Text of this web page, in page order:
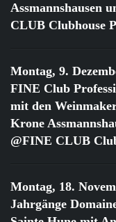
Assmannshausen
CLUB Clubhouse
Montag, 9.
FINE Club
mit den
Krone
@FINE CLUB
Montag, 18.
Jahrgänge